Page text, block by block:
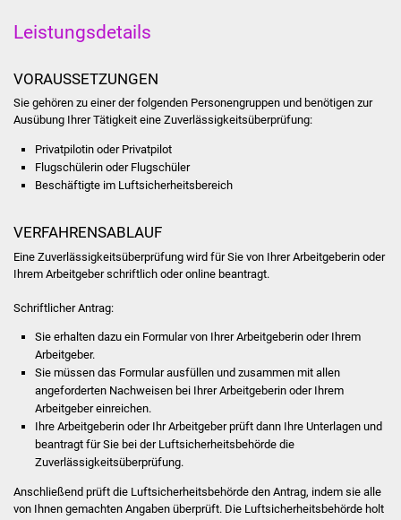
Stadtarchiv
Bürgerhaus
Kulturhalle
Vereine und Parteien
Beirat Süßener Vereine
Leistungsdetails
VORAUSSETZUNGEN
Sie gehören zu einer der folgenden Personengruppen und benötigen zur
Ausübung Ihrer Tätigkeit eine Zuverlässigkeitsüberprüfung:
Privatpilotin oder Privatpilot
Flugschülerin oder Flugschüler
Beschäftigte im Luftsicherheitsbereich
VERFAHRENSABLAUF
Eine Zuverlässigkeitsüberprüfung wird für Sie von Ihrer Arbeitgeberin oder
Ihrem Arbeitgeber schriftlich oder online beantragt.
Schriftlicher Antrag:
Sie erhalten dazu ein Formular von Ihrer Arbeitgeberin oder Ihrem
Arbeitgeber.
Sie müssen das Formular ausfüllen und zusammen mit allen
angeforderten Nachweisen bei Ihrer Arbeitgeberin oder Ihrem
Arbeitgeber einreichen.
Ihre Arbeitgeberin oder Ihr Arbeitgeber prüft dann Ihre Unterlagen und
beantragt für Sie bei der Luftsicherheitsbehörde die
Zuverlässigkeitsüberprüfung.
Anschließend prüft die Luftsicherheitsbehörde den Antrag, indem sie alle
von Ihnen gemachten Angaben überprüft. Die Luftsicherheitsbehörde holt